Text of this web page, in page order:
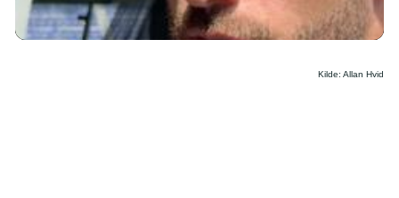
Kilde: Allan Hvid